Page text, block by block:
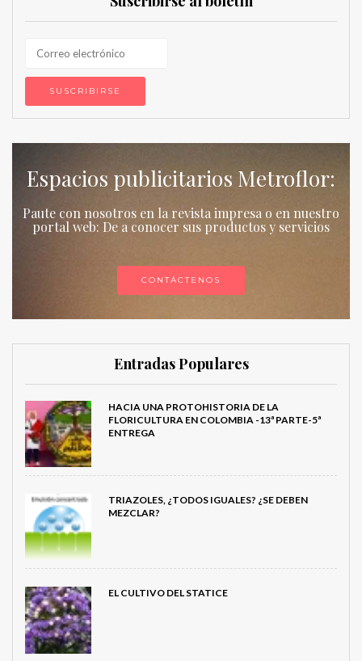
Espacios publicitarios Metroflor:
Paute con nosotros en la revista impresa o en nuestro
portal web: De a conocer sus productos y servicios
CONTÁCTENOS
Entradas Populares
HACIA UNA PROTOHISTORIA DE LA
FLORICULTURA EN COLOMBIA -13ª PARTE-5ª
ENTREGA
TRIAZOLES, ¿TODOS IGUALES? ¿SE DEBEN
MEZCLAR?
EL CULTIVO DEL STATICE